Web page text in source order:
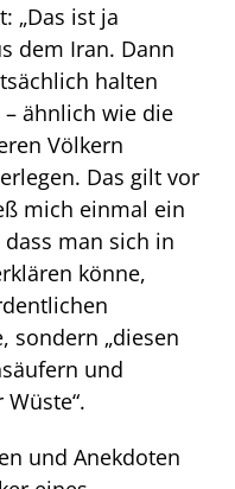
„Das ist ja
dem Iran. Dann
halten
– ähnlich wie die
Völkern
Das gilt vor
mich einmal ein
man sich in
könne,
sondern „diesen
und
und Anekdoten